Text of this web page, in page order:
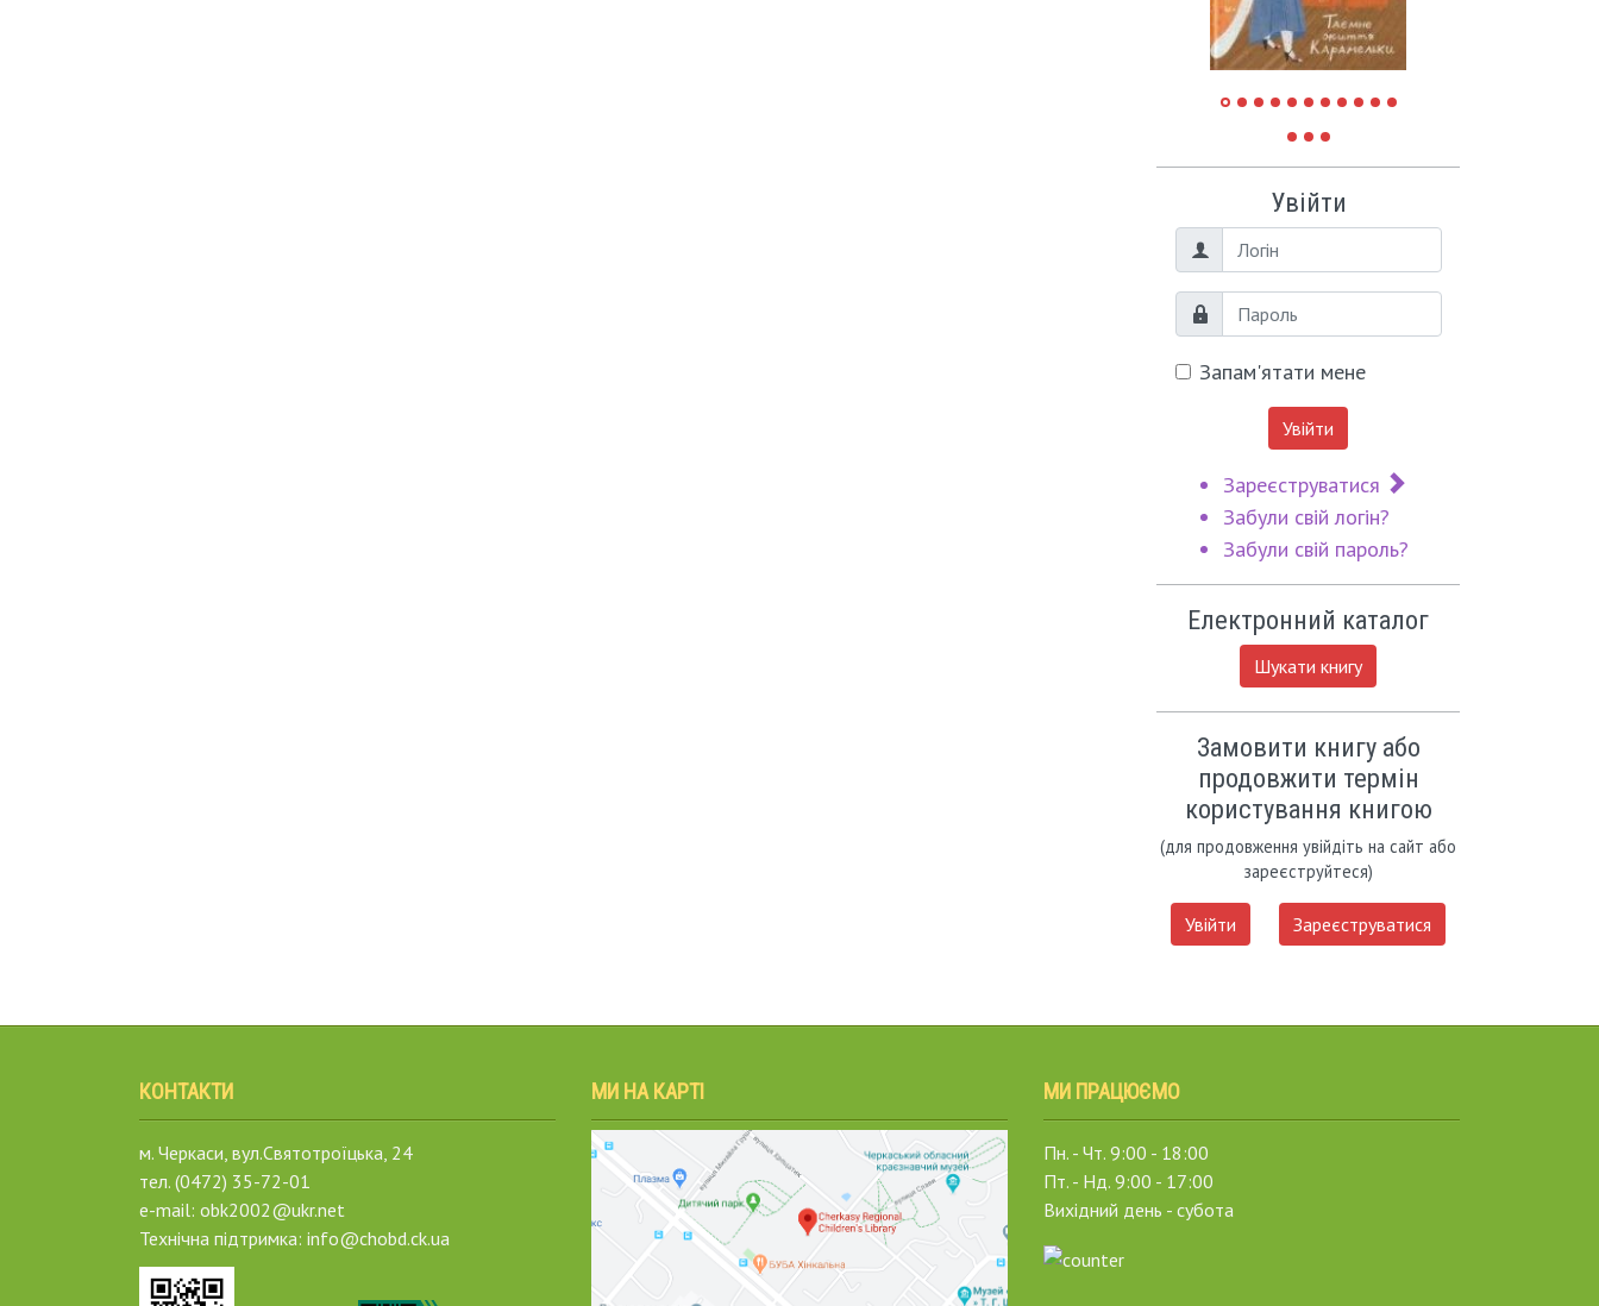
Увійти
Логін
Пароль
Запам'ятати мене
Увійти
Зареєструватися
Забули свій логін?
Забули свій пароль?
Електронний каталог
Шукати книгу
Замовити книгу або
продовжити термін
користування книгою
(для продовження увійдіть на сайт або
зареєструйтеся)
Увійти Зареєструватися
КОНТАКТИ
м. Черкаси, вул.Святотроїцька, 24
тел. (0472) 35-72-01
e-mail: obk2002@ukr.net
Технічна підтримка: info@chobd.ck.ua
МИ НА КАРТІ МИ ПРАЦЮЄМО
Пн. - Чт. 9:00 - 18:00
Пт. - Нд. 9:00 - 17:00
Вихідний день - субота